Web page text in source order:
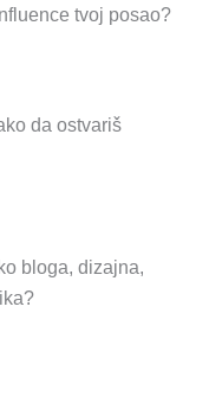
tvoj posao?
da ostvariš
bloga, dizajna,